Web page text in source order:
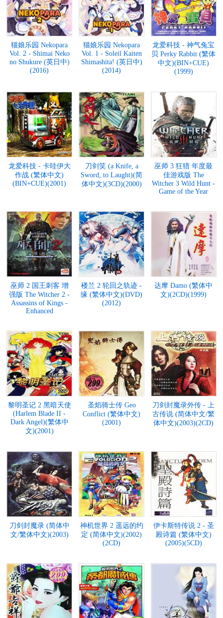
猫娘乐园 Nekopara
Vol. 2 - Shimai Neko
no Shukure (英日中)
(2016)
猫娘乐园 Nekopara
Vol. 1 - Soleil Kaiten
Shimashita! (英日中)
(2014)
龙爱科技 - 神气兔宝
贝 Perky Rabbit (繁体
中文)(BIN+CUE)
(1999)
龙爱科技 - 卡哇伊大
作战 (繁体中文)
(BIN+CUE)(2001)
刀剑笑 (a Knife, a
Sword, to Laught)(简
体中文)(3CD)(2000)
巫师 3 狂猎 年度最
佳游戏版 The
Witcher 3 Wild Hunt -
Game of the Year
巫师 2 国王刺客 增
强版 The Witcher 2 -
Assassins of Kings -
Enhanced
楼兰 2 轮回之轨迹 -
缘 (繁体中文)(DVD)
(2012)
达摩 Damo (繁体中
文)(2CD)(1999)
黎明圣记 2 黑暗天使
(Harlem Blade II -
Dark Angel)(繁体中
文)(2001)
圣焰骑士传 Geo
Conflict (繁体中文)
(2001)
刀剑封魔录外传 - 上
古传说 (简体中文/繁
体中文)(2003)(2CD)
刀剑封魔录 (简体中
文/繁体中文)(2003)
神机世界 2 遥远的约
定 (简体中文)(2002)
(2CD)
伊卡斯特传说 2 - 圣
殿诗篇 (繁体中文)
(2005)(5CD)